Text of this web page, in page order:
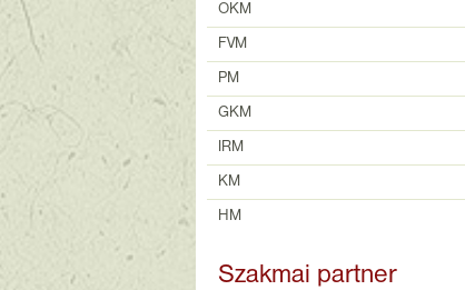
OKM
FVM
PM
GKM
IRM
KM
HM
Szakmai partner